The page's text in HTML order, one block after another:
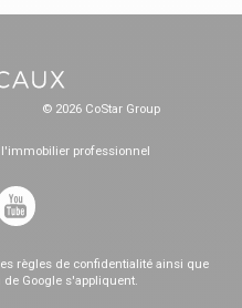
© 2026 CoStar Group
professionnel
règles de confidentialitéainsi que
de Google s'appliquent.